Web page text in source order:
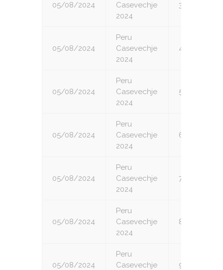
05/08/2024
Casevechje
2024
3
05/08/2024
Peru
Casevechje
2024
4
05/08/2024
Peru
Casevechje
2024
5
05/08/2024
Peru
Casevechje
2024
6
05/08/2024
Peru
Casevechje
2024
7
05/08/2024
Peru
Casevechje
2024
8
05/08/2024
Peru
Casevechje
9